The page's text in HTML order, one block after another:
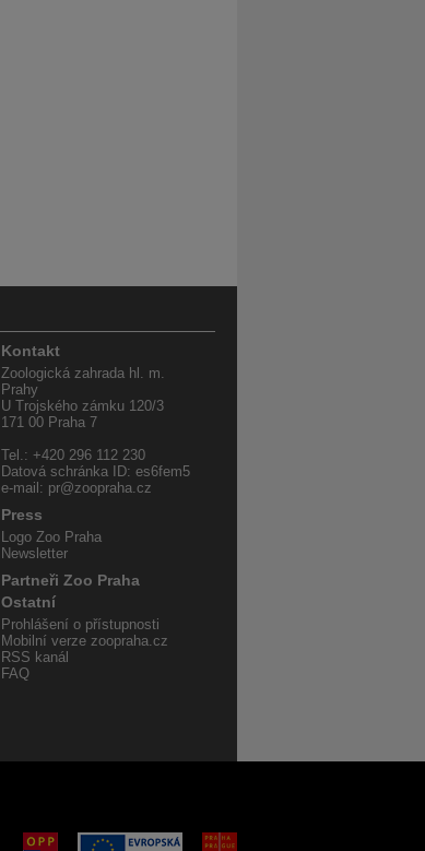
Kontakt
Zoologická zahrada hl. m.
Prahy
U Trojského zámku 120/3
171 00 Praha 7
Tel.: +420 296 112 230
Datová schránka ID: es6fem5
e-mail: pr@zoopraha.cz
Press
Logo Zoo Praha
Newsletter
Partneři Zoo Praha
Ostatní
Prohlášení o přístupnosti
Mobilní verze zoopraha.cz
RSS kanál
FAQ